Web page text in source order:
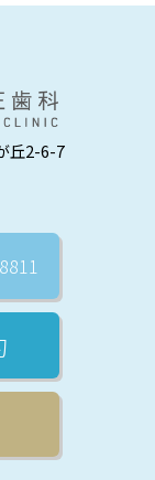
丘2-6-7